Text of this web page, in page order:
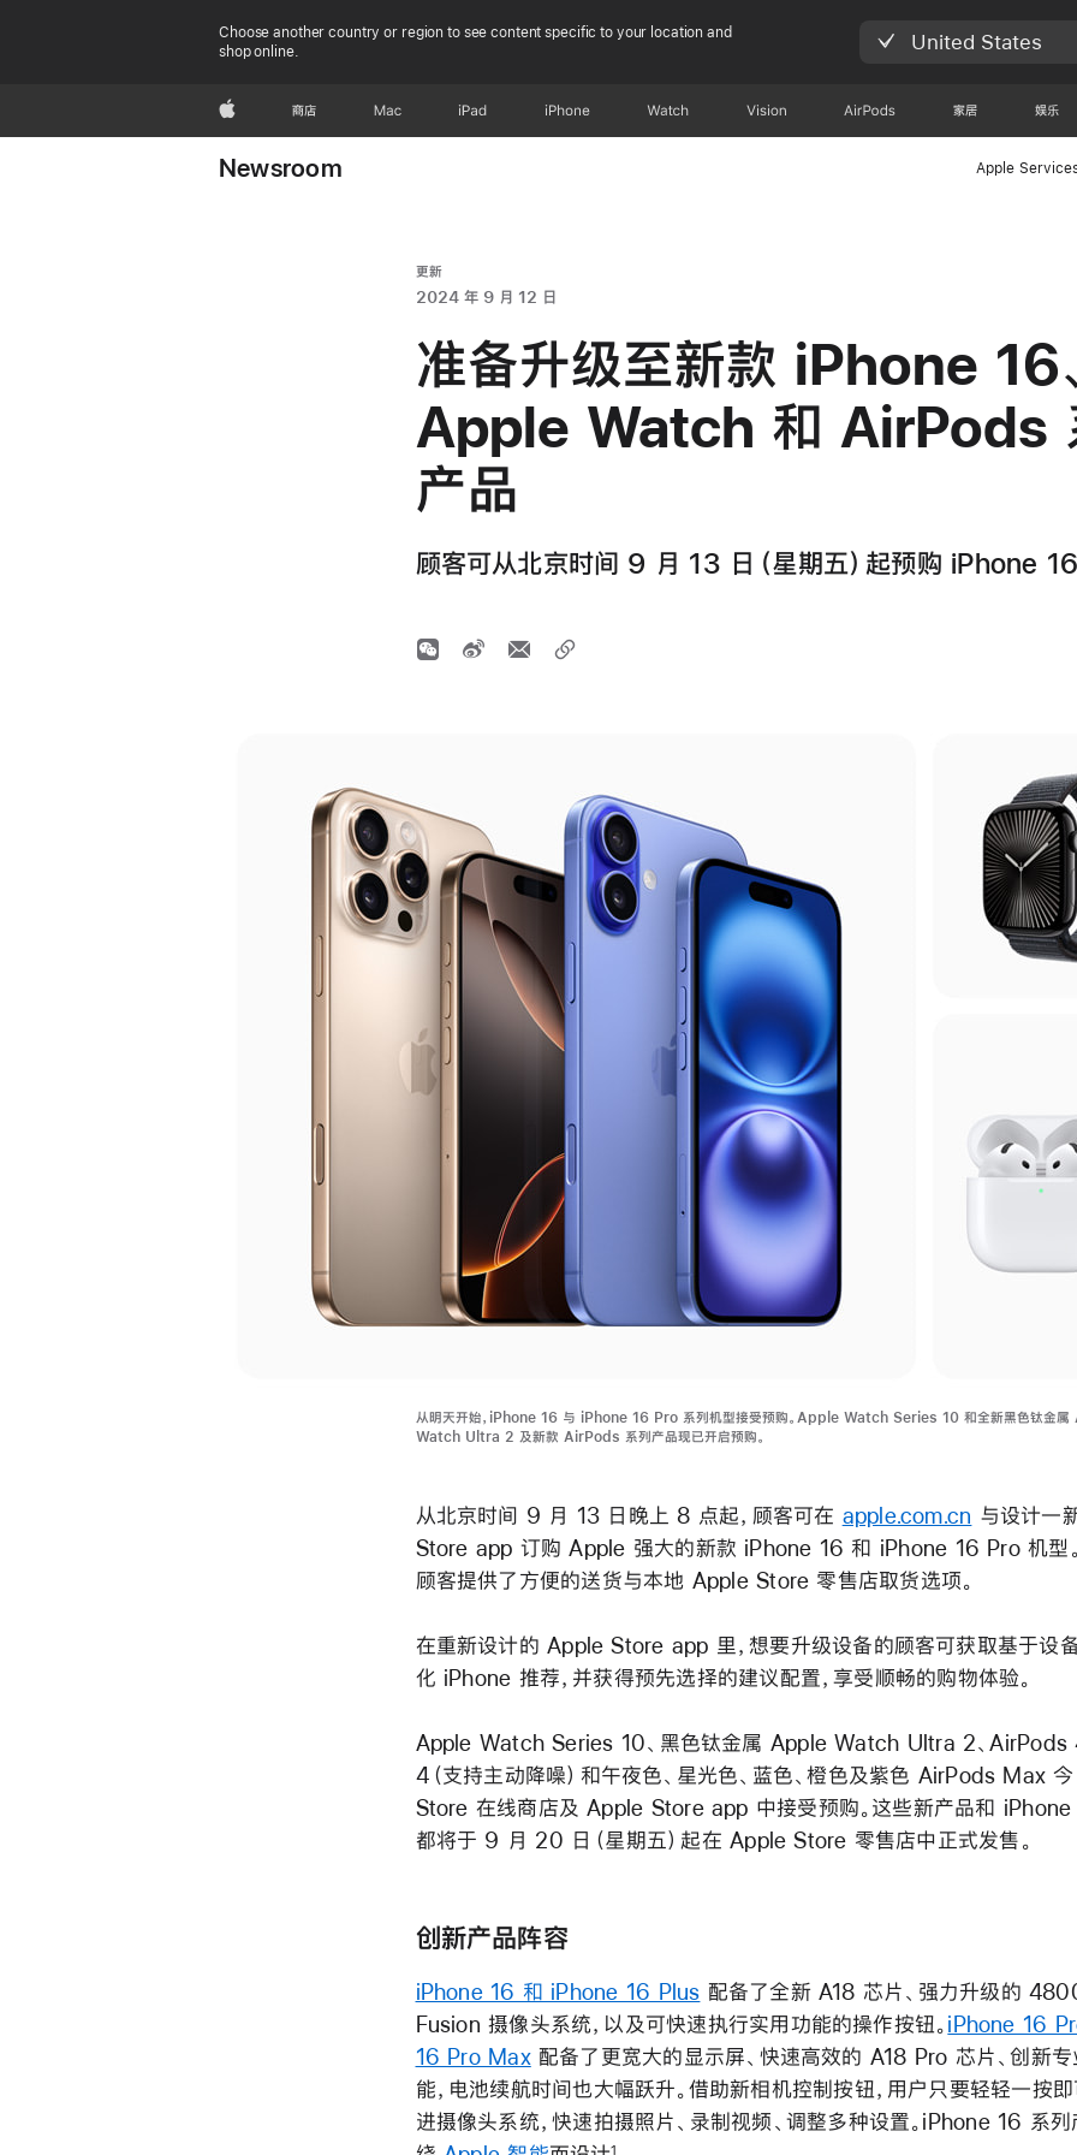
Choose another country or region to see content specific to your location and
shop online.
United States
Apple 商店 Mac iPad iPhone Watch Vision AirPods 家居 娱乐
Newsroom Apple
更新
2024 年 9 月 12 日
准备升级至新款 iPhone 16
Apple Watch 和 AirPods
产品
顾客可从北京时间 9 月 13 日（星期五）起预购 iPhone
从明天开始，iPhone 16 与 iPhone 16 Pro 系列机型接受预购。Apple Watch Series 10 和全新黑色钛金
Watch Ultra 2 及新款 AirPods 系列产品现已开启预购。
从北京时间 9 月 13 日晚上 8 点起，顾客可在 apple.com.cn 与设计一
Store app 订购 Apple 强大的新款 iPhone 16 和 iPhone 16 Pro 机型
顾客提供了方便的送货与本地 Apple Store 零售店取货选项。
在重新设计的 Apple Store app 里，想要升级设备的顾客可获取基于设
化 iPhone 推荐，并获得预先选择的建议配置，享受顺畅的购物体验。
Apple Watch Series 10、黑色钛金属 Apple Watch Ultra 2、AirPods
4（支持主动降噪）和午夜色、星光色、蓝色、橙色及紫色 AirPods Max
Store 在线商店及 Apple Store app 中接受预购。这些新产品和
都将于 9 月 20 日（星期五）起在 Apple Store 零售店中正式发售。
创新产品阵容
iPhone 16 和 iPhone 16 Plus 配备了全新 A18 芯片、强力升级的
Fusion 摄像头系统，以及可快速执行实用功能的操作按钮。 iPhone 16
16 Pro Max配备了更宽大的显示屏、快速高效的 A18 Pro 芯片、创新
能，电池续航时间也大幅跃升。借助新相机控制按钮，用户只要轻轻一按
进摄像头系统，快速拍摄照片、录制视频、调整多种设置。iPhone 16 系
1